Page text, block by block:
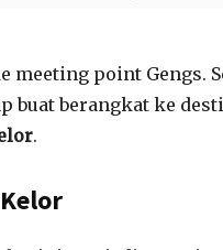
meeting point Gengs.
buat berangkat ke
.